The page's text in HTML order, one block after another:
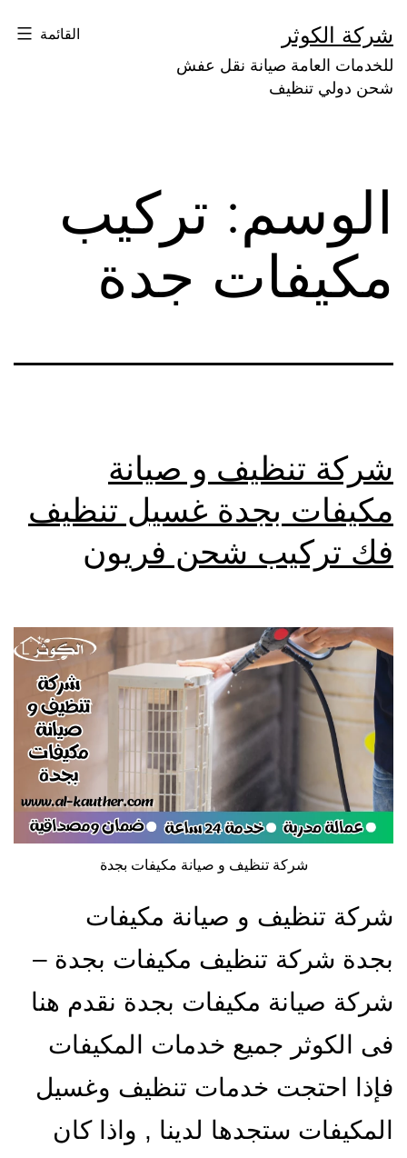
إلى
المحتوى
شركة الكوثر
للخدمات العامة صيانة نقل عفش
شحن دولي تنظيف
القائمة
الوسم: تركيب
مكيفات جدة
شركة تنظيف و صيانة
مكيفات بجدة غسيل تنظيف
فك تركيب شحن فريون
شركة تنظيف و صيانة مكيفات بجدة
شركة تنظيف و صيانة مكيفات
بجدة شركة تنظيف مكيفات بجدة –
شركة صيانة مكيفات بجدة نقدم هنا
فى الكوثر جميع خدمات المكيفات
فإذا احتجت خدمات تنظيف وغسيل
المكيفات ستجدها لدينا , واذا كان